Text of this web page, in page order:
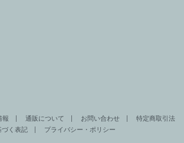
報 | 通販について | お問い合わせ | 特定商取引法
づく表記| プライバシー・ポリシー